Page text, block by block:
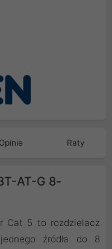
Opinie Raty
AT-G 8-
Cat 5 to rozdzielacz
źródła do 8